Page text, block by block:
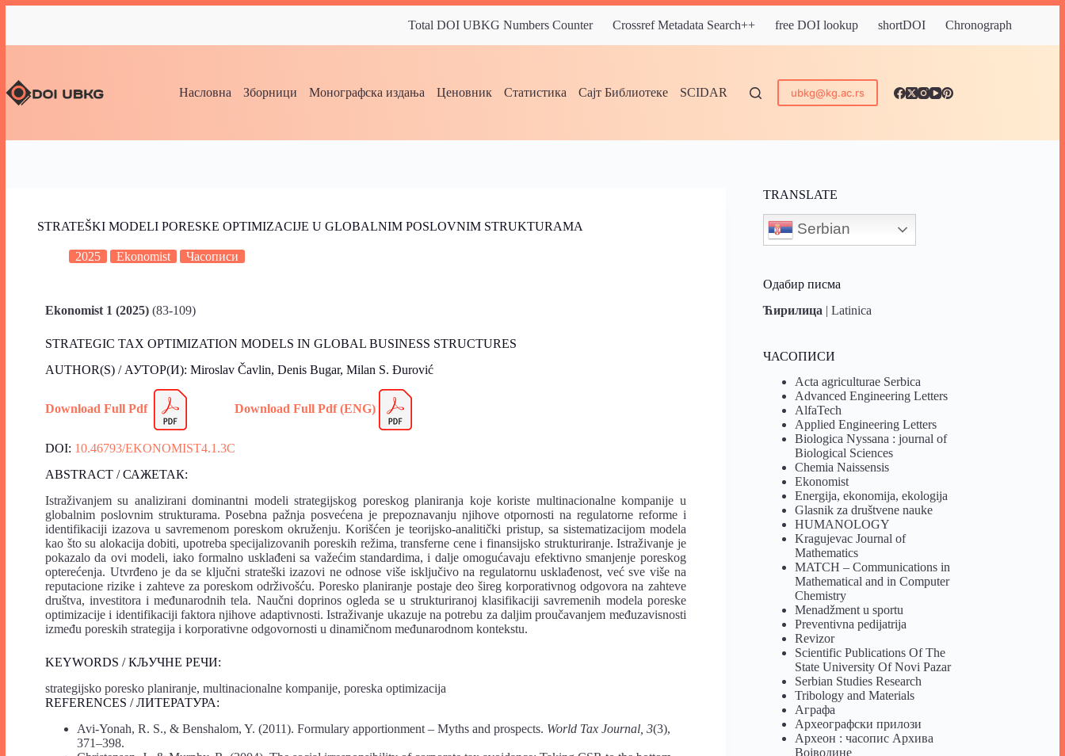
Total DOI UBKG Numbers Counter Crossref Metadata Search++ free DOI lookup shortDOI Chronograph
Насловна Зборници Монографска издања Ценовник Статистика Сајт Библиотеке SCIDAR ubkg@kg.ac.rs
STRATEŠKI MODELI PORESKE OPTIMIZACIJE U GLOBALNIM POSLOVNIM STRUKTURAMA
2025 Ekonomist Часописи
Ekonomist 1 (2025) (83-109)
STRATEGIC TAX OPTIMIZATION MODELS IN GLOBAL BUSINESS STRUCTURES
AUTHOR(S) / АУТОР(И): Miroslav Čavlin, Denis Bugar, Milan S. Đurović
Download Full Pdf Download Full Pdf (ENG)
DOI: 10.46793/EKONOMIST4.1.3C
ABSTRACT / САЖЕТАК:
Istraživanjem su analizirani dominantni modeli strategijskog poreskog planiranja koje koriste multinacionalne kompanije u
globalnim poslovnim strukturama. Posebna pažnja posvećena je prepoznavanju njihove otpornosti na regulatorne reforme i
identifikaciji izazova u savremenom poreskom okruženju. Korišćen je teorijsko-analitički pristup, sa sistematizacijom modela
kao što su alokacija dobiti, upotreba specijalizovanih poreskih režima, transferne cene i finansijsko strukturiranje. Istraživanje je
pokazalo da ovi modeli, iako formalno usklađeni sa važećim standardima, i dalje omogućavaju efektivno smanjenje poreskog
opterećenja. Utvrđeno je da se ključni strateški izazovi ne odnose više isključivo na regulatornu usklađenost, već sve više na
reputacione rizike i zahteve za poreskom održivošću. Poresko planiranje postaje deo šireg korporativnog odgovora na zahteve
društva, investitora i međunarodnih tela. Naučni doprinos ogleda se u strukturiranoj klasifikaciji savremenih modela poreske
optimizacije i identifikaciji faktora njihove adaptivnosti. Istraživanje ukazuje na potrebu za daljim proučavanjem međuzavisnosti
između poreskih strategija i korporativne odgovornosti u dinamičnom međunarodnom kontekstu.
KEYWORDS / КЉУЧНЕ РЕЧИ:
strategijsko poresko planiranje, multinacionalne kompanije, poreska optimizacija
REFERENCES / ЛИТЕРАТУРА:
Avi-Yonah, R. S., & Benshalom, Y. (2011). Formulary apportionment – Myths and prospects. World Tax Journal, 3(3),
371–398.
TRANSLATE
Serbian
Одабир писма
Ћирилица |Latinica
ЧАСОПИСИ
Acta agriculturae Serbica
Advanced Engineering Letters
AlfaTech
Applied Engineering Letters
Biologica Nyssana : journal of
Biological Sciences
Chemia Naissensis
Ekonomist
Energija, ekonomija, ekologija
Glasnik za društvene nauke
HUMANOLOGY
Kragujevac Journal of
Mathematics
MATCH – Communications in
Mathematical and in Computer
Chemistry
Menadžment u sportu
Preventivna pedijatrija
Revizor
Scientific Publications Of The
State University Of Novi Pazar
Serbian Studies Research
Tribology and Materials
Аграфа
Археографски прилози
Археон : часопис Архива
Војводине